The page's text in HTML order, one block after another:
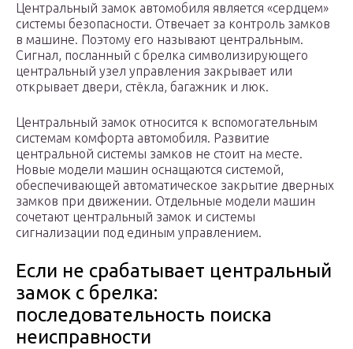
Центральный замок автомобиля является «сердцем»
системы безопасности. Отвечает за контроль замков
в машине. Поэтому его называют центральным.
Сигнал, посланный с брелка символизирующего
центральный узел управления закрывает или
открывает двери, стёкла, багажник и люк.
Центральный замок относится к вспомогательным
системам комфорта автомобиля. Развитие
центральной системы замков не стоит на месте.
Новые модели машин оснащаются системой,
обеспечивающей автоматическое закрытие дверных
замков при движении. Отдельные модели машин
сочетают центральный замок и системы
сигнализации под единым управлением.
Если не срабатывает центральный
замок с брелка:
последовательность поиска
неисправности